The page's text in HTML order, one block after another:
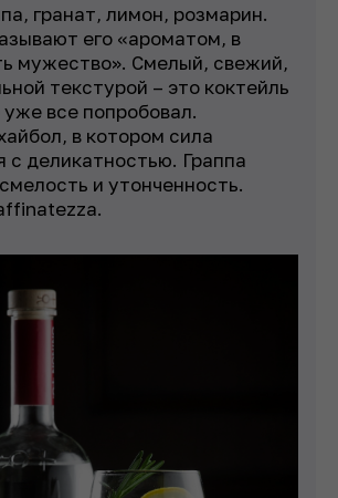
гранат, лимон, розмарин.
его «ароматом, в
мужество». Смелый, свежий,
текстурой – это коктейль
уже все попробовал.
в котором сила
с деликатностью. Граппа
и утонченность.